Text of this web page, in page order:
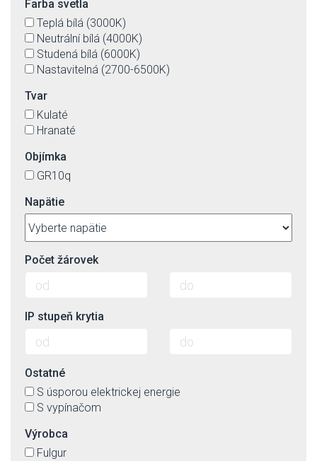
Farba svetla
Teplá bílá (3000K)
Neutrální bílá (4000K)
Studená bílá (6000K)
Nastavitelná (2700-6500K)
Tvar
Kulaté
Hranaté
Objímka
GR10q
Napätie
Počet žárovek
IP stupeň krytia
Ostatné
S úsporou elektrickej energie
S vypínačom
Výrobca
Fulgur